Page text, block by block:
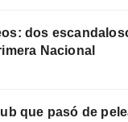
dos
Nacional
que pasó de